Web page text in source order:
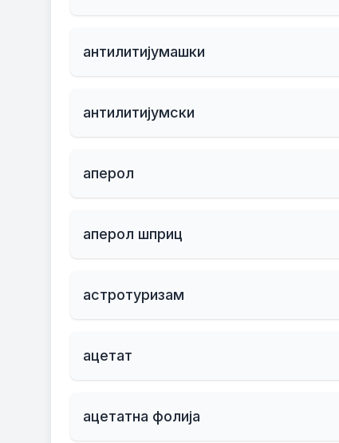
антилитијумашки
антилитијумски
аперол
аперол шприц
астротуризам
ацетат
ацетатна фолија